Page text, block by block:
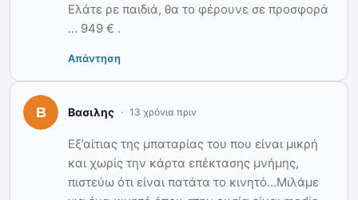
Ελάτε ρε παιδιά, θα το φέρουνε σε προσφορά
… 949 € .
Απάντηση
Βασιλης 13 χρόνια πριν
Εξ’αίτιας της μπαταρίας του που είναι μικρή
και χωρίς την κάρτα επέκτασης μνήμης,
πιστεύω ότι είναι πατάτα το κινητό…Μιλάμε